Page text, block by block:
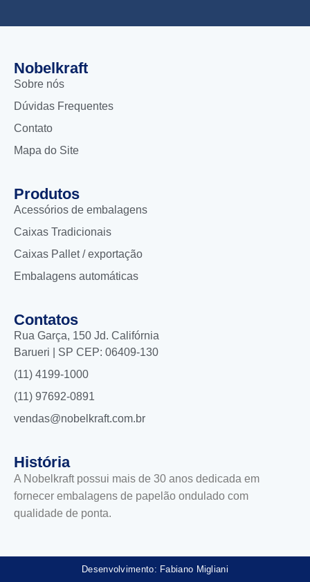
Nobelkraft
Sobre nós
Dúvidas Frequentes
Contato
Mapa do Site
Produtos
Acessórios de embalagens
Caixas Tradicionais
Caixas Pallet / exportação
Embalagens automáticas
Contatos
Rua Garça, 150 Jd. Califórnia
Barueri | SP CEP: 06409-130
(11) 4199-1000
(11) 97692-0891
vendas@nobelkraft.com.br
História
A Nobelkraft possui mais de 30 anos dedicada em
fornecer embalagens de papelão ondulado com
qualidade de ponta.
Desenvolvimento: Fabiano Migliani